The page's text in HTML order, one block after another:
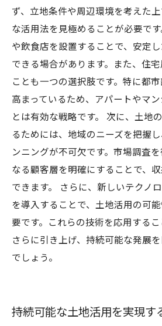
ず、立地条件や周辺環境を考えた
な活用法を見極めることが必要で
や飲食店を設置することで、安定
できる場合があります。また、住
ことも一つの選択肢です。特に都
高まっているため、アパートやマ
とは有効な戦略です。 次に、土地
るためには、地域のニーズを把握
ンニングが不可欠です。市場調査
なる顧客層を明確にすることで、
できます。 さらに、新しいテクノ
を導入することで、土地活用の可
要です。これらの技術を応用する
さらに引き上げ、持続可能な発展
でしょう。
持続可能な土地活用を実現す